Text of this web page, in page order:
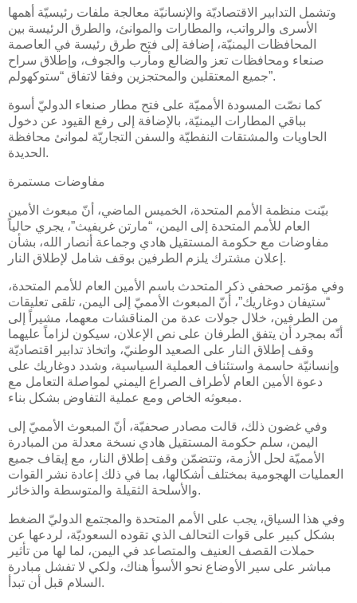
وتشمل التدابير الاقتصاديّة والإنسانيّة معالجة ملفات رئيسيّة أهمها
الأسرى والرواتب، والمطارات والموانئ، والطرق الرئيسة بين
المحافظات اليمنيّة، إضافة إلى فتح طرق رئيسة في العاصمة
صنعاء ومحافظات تعز والضالع ومأرب والجوف، وإطلاق سراح
جميع المعتقلين والمحتجزين وفقا لاتفاق “ستوكهولم”.
كما نصّت المسودة الأمميّة على فتح مطار صنعاء الدوليّ أسوة
بباقي المطارات اليمنيّة، بالإضافة إلى رفع القيود عن دخول
الحاويات والمشتقات النفطيّة والسفن التجاريّة لموانئ محافظة
الحديدة.
مفاوضات مستمرة
بيّنت منظمة الأمم المتحدة، الخميس الماضي، أنّ مبعوث الأمين
العام للأمم المتحدة إلى اليمن، “مارتن غريفيث”، يجري حالياً
مفاوضات مع حكومة المستقيل هادي وجماعة أنصار الله، بشأن
إعلان مشترك يلزم الطرفين بوقف شامل لإطلاق النار.
وفي مؤتمر صحفي ذكر المتحدث باسم الأمين العام للأمم المتحدة،
“ستيفان دوغاريك”، أنّ المبعوث الأمميّ إلى اليمن، تلقى تعليقات
من الطرفين، خلال جولات عدة من المناقشات معهما، مشيراً إلى
أنّه بمجرد أن يتفق الطرفان على نص الإعلان، سيكون لزاماً عليهما
وقف إطلاق النار على الصعيد الوطنيّ، واتخاذ تدابير اقتصاديّة
وإنسانيّة حاسمة واستئناف العملية السياسية، وشدد دوغاريك على
دعوة الأمين العام لأطراف الصراع اليمني لمواصلة التعامل مع
مبعوثه الخاص ومع عملية التفاوض بشكل بناء.
وفي غضون ذلك، قالت مصادر صحفيّة، أنّ المبعوث الأمميّ إلى
اليمن، سلم حكومة المستقيل هادي نسخة معدلة من المبادرة
الأمميّة لحل الأزمة، وتتضمّن وقف إطلاق النار، مع إيقاف جميع
العمليات الهجومية بمختلف أشكالها، بما في ذلك إعادة نشر القوات
والأسلحة الثقيلة والمتوسطة والذخائر.
وفي هذا السياق، يجب على الأمم المتحدة والمجتمع الدوليّ الضغط
بشكل كبير على قوات التحالف الذي تقوده السعوديّة، لردعها عن
حملات القصف العنيف والمتصاعد في اليمن، لما لها من تأثير
مباشر على سير الأوضاع نحو الأسوأ هناك، ولكي لا تفشل مبادرة
السلام قبل أن تبدأ.